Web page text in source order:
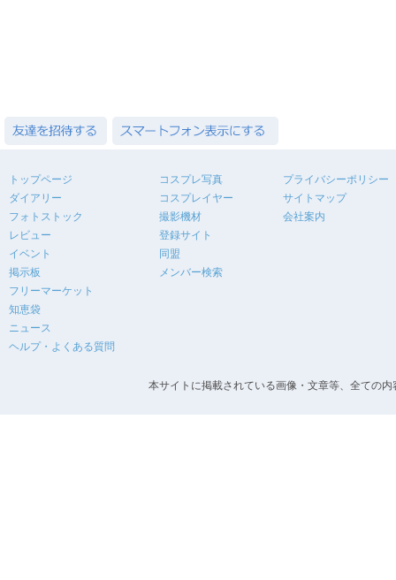
トップページ
ダイアリー
フォトストック
レビュー
イベント
掲示板
フリーマーケット
知恵袋
ニュース
ヘルプ・よくある質問
コスプレ写真
コスプレイヤー
撮影機材
登録サイト
同盟
メンバー検索
プライバシーポリシー
サイトマップ
会社案内
本サイトに掲載されている画像・文章等、全ての